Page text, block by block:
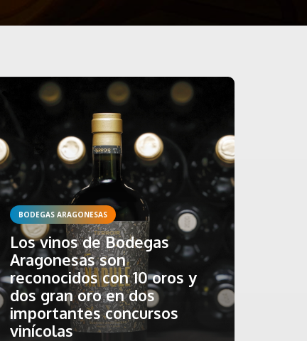
BODEGAS ARAGONESAS
Los vinos de Bodegas
Aragonesas son
reconocidos con 10 oros y
dos gran oro en dos
importantes concursos
vinícolas